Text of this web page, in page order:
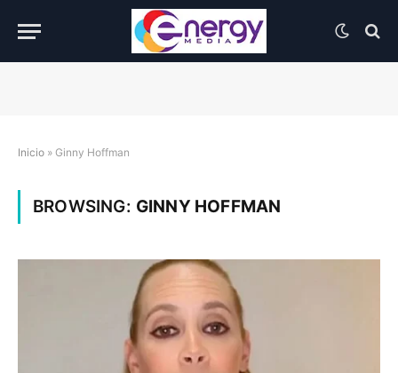
Inicio » Ginny Hoffman
BROWSING: GINNY HOFFMAN